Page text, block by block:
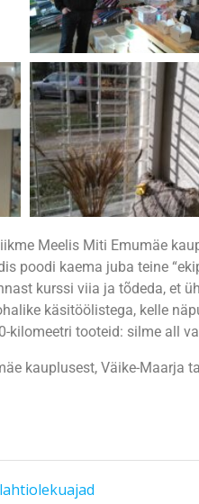
Meelis Miti Emumäe
poodi kaema juba teine
kurssi viia ja tõdeda, et
käsitöölistega, kelle
kilomeetri tooteid: silme all
kauplusest, Väike-Maarja